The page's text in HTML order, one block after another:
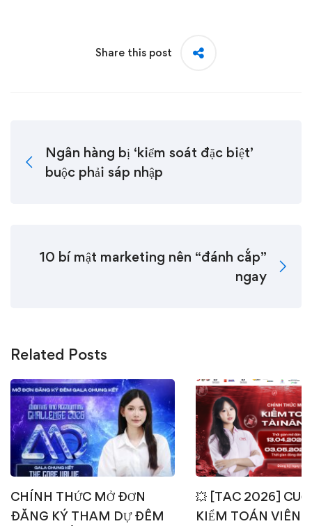
Share this post
Ngân hàng bị ‘kiểm soát đặc biệt’
buộc phải sáp nhập
10 bí mật marketing nên “đánh cắp”
ngay
Related Posts
CHÍNH THỨC MỞ ĐƠN
ĐĂNG KÝ THAM DỰ ĐÊM
💥 [TAC 2026]
KIỂM TOÁN VIÊN